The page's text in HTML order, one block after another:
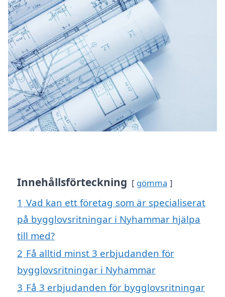
Innehållsförteckning gömma
1 Vad kan ett företag som är specialiserat
på bygglovsritningar i Nyhammar hjälpa
till med?
2 Få alltid minst 3 erbjudanden för
bygglovsritningar i Nyhammar
3 Få 3 erbjudanden för bygglovsritningar